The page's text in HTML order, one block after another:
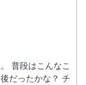
普段はこんなこ
だったかな？ チ